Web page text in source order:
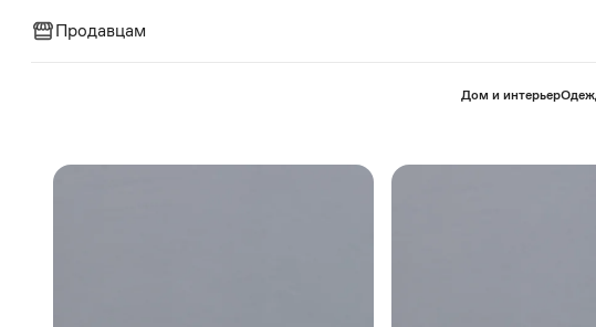
Продавцам
⁠Дом и интерьер